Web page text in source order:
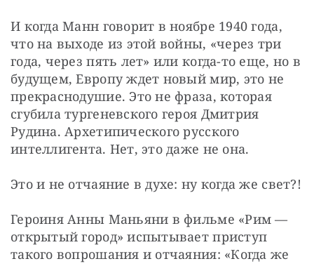
И когда Манн говорит в ноябре 1940 года,
что на выходе из этой войны, «через три
года, через пять лет» или когда-то еще, но в
будущем, Европу ждет новый мир, это не
прекраснодушие. Это не фраза, которая
сгубила тургеневского героя Дмитрия
Рудина. Архетипического русского
интеллигента. Нет, это даже не она.
Это и не отчаяние в духе: ну когда же свет?!
Героиня Анны Маньяни в фильме «Рим —
открытый город» испытывает приступ
такого вопрошания и отчаяния: «Когда же